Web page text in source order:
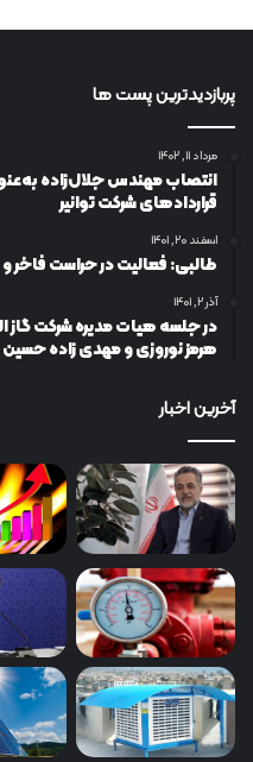
پربازدیدترین پست ها
مرداد ۱۱, ۱۴۰۲
انتصاب مهندس جلال‌زاده
قراردادهای شركت توانیر
اسفند ۲۰, ۱۴۰۱
طالبی: فعالیت در حراست فاخر
آذر ۲, ۱۴۰۱
در جلسه هیات مدیره شرکت گاز
هرمز نوروزی و مهدی زاده حسین
آخرین اخبار